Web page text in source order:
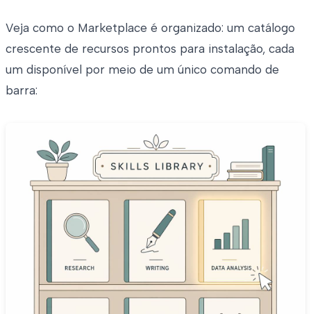
Veja como o Marketplace é organizado: um catálogo
crescente de recursos prontos para instalação, cada
um disponível por meio de um único comando de
barra: